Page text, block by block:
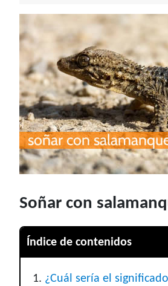
Soñar con
Índice de contenidos
¿Cuál sería el